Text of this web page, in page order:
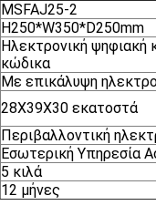
MSFAJ25-2
H250*W350*D250mm
Ηλεκτρονική ψηφιακή
κώδικα
Με επικάλυψη
28X39X30 εκατοστά
Περιβαλλοντική
Εσωτερική Υπηρεσία
5 κιλά
12 μήνες